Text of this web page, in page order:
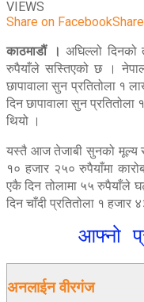
VIEWS
Share on Facebook
काठमाडौं । अघिल्लो
रुपैयाँले सस्तिएको छ ।
छापावाला सुन प्रतितोला १
दिन छापावाला सुन
थियो ।
यस्तै आज तेजाबी सुनको मूल्य
१० हजार २५० रुपैयाँमा
एकै दिन तोलामा ५५ रुपैयाँले
दिन चाँदी प्रतितोला १ हजार
आफ्नो
अनलाईन वीरगंज